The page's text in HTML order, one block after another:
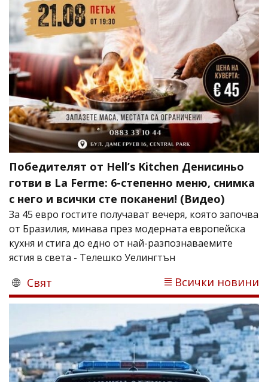
Победителят от Hell’s Kitchen Денисиньо
готви в La Ferme: 6-степенно меню, снимка
с него и всички сте поканени! (Видео)
За 45 евро гостите получават вечеря, която започва
от Бразилия, минава през модерната европейска
кухня и стига до едно от най-разпознаваемите
ястия в света - Телешко Уелингтън
Свят Всички новини